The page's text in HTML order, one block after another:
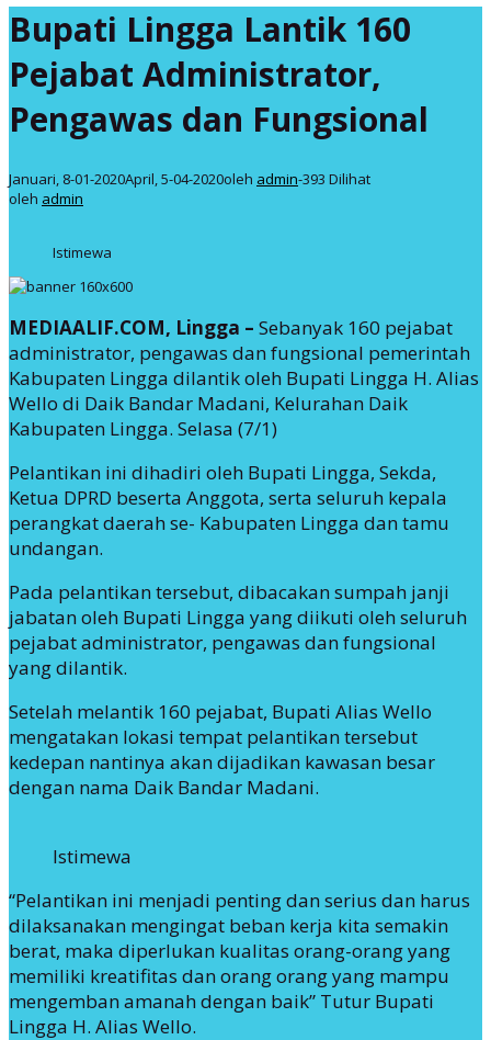
Bupati Lingga Lantik 160
Pejabat Administrator,
Pengawas dan Fungsional
Januari, 8-01-2020April, 5-04-2020oleh admin-393 Dilihat
oleh admin
Istimewa
MEDIAALIF.COM, Lingga – Sebanyak 160 pejabat
administrator, pengawas dan fungsional pemerintah
Kabupaten Lingga dilantik oleh Bupati Lingga H. Alias
Wello di Daik Bandar Madani, Kelurahan Daik
Kabupaten Lingga. Selasa (7/1)
Pelantikan ini dihadiri oleh Bupati Lingga, Sekda,
Ketua DPRD beserta Anggota, serta seluruh kepala
perangkat daerah se- Kabupaten Lingga dan tamu
undangan.
Pada pelantikan tersebut, dibacakan sumpah janji
jabatan oleh Bupati Lingga yang diikuti oleh seluruh
pejabat administrator, pengawas dan fungsional
yang dilantik.
Setelah melantik 160 pejabat, Bupati Alias Wello
mengatakan lokasi tempat pelantikan tersebut
kedepan nantinya akan dijadikan kawasan besar
dengan nama Daik Bandar Madani.
Istimewa
“Pelantikan ini menjadi penting dan serius dan harus
dilaksanakan mengingat beban kerja kita semakin
berat, maka diperlukan kualitas orang-orang yang
memiliki kreatifitas dan orang orang yang mampu
mengemban amanah dengan baik” Tutur Bupati
Lingga H. Alias Wello.